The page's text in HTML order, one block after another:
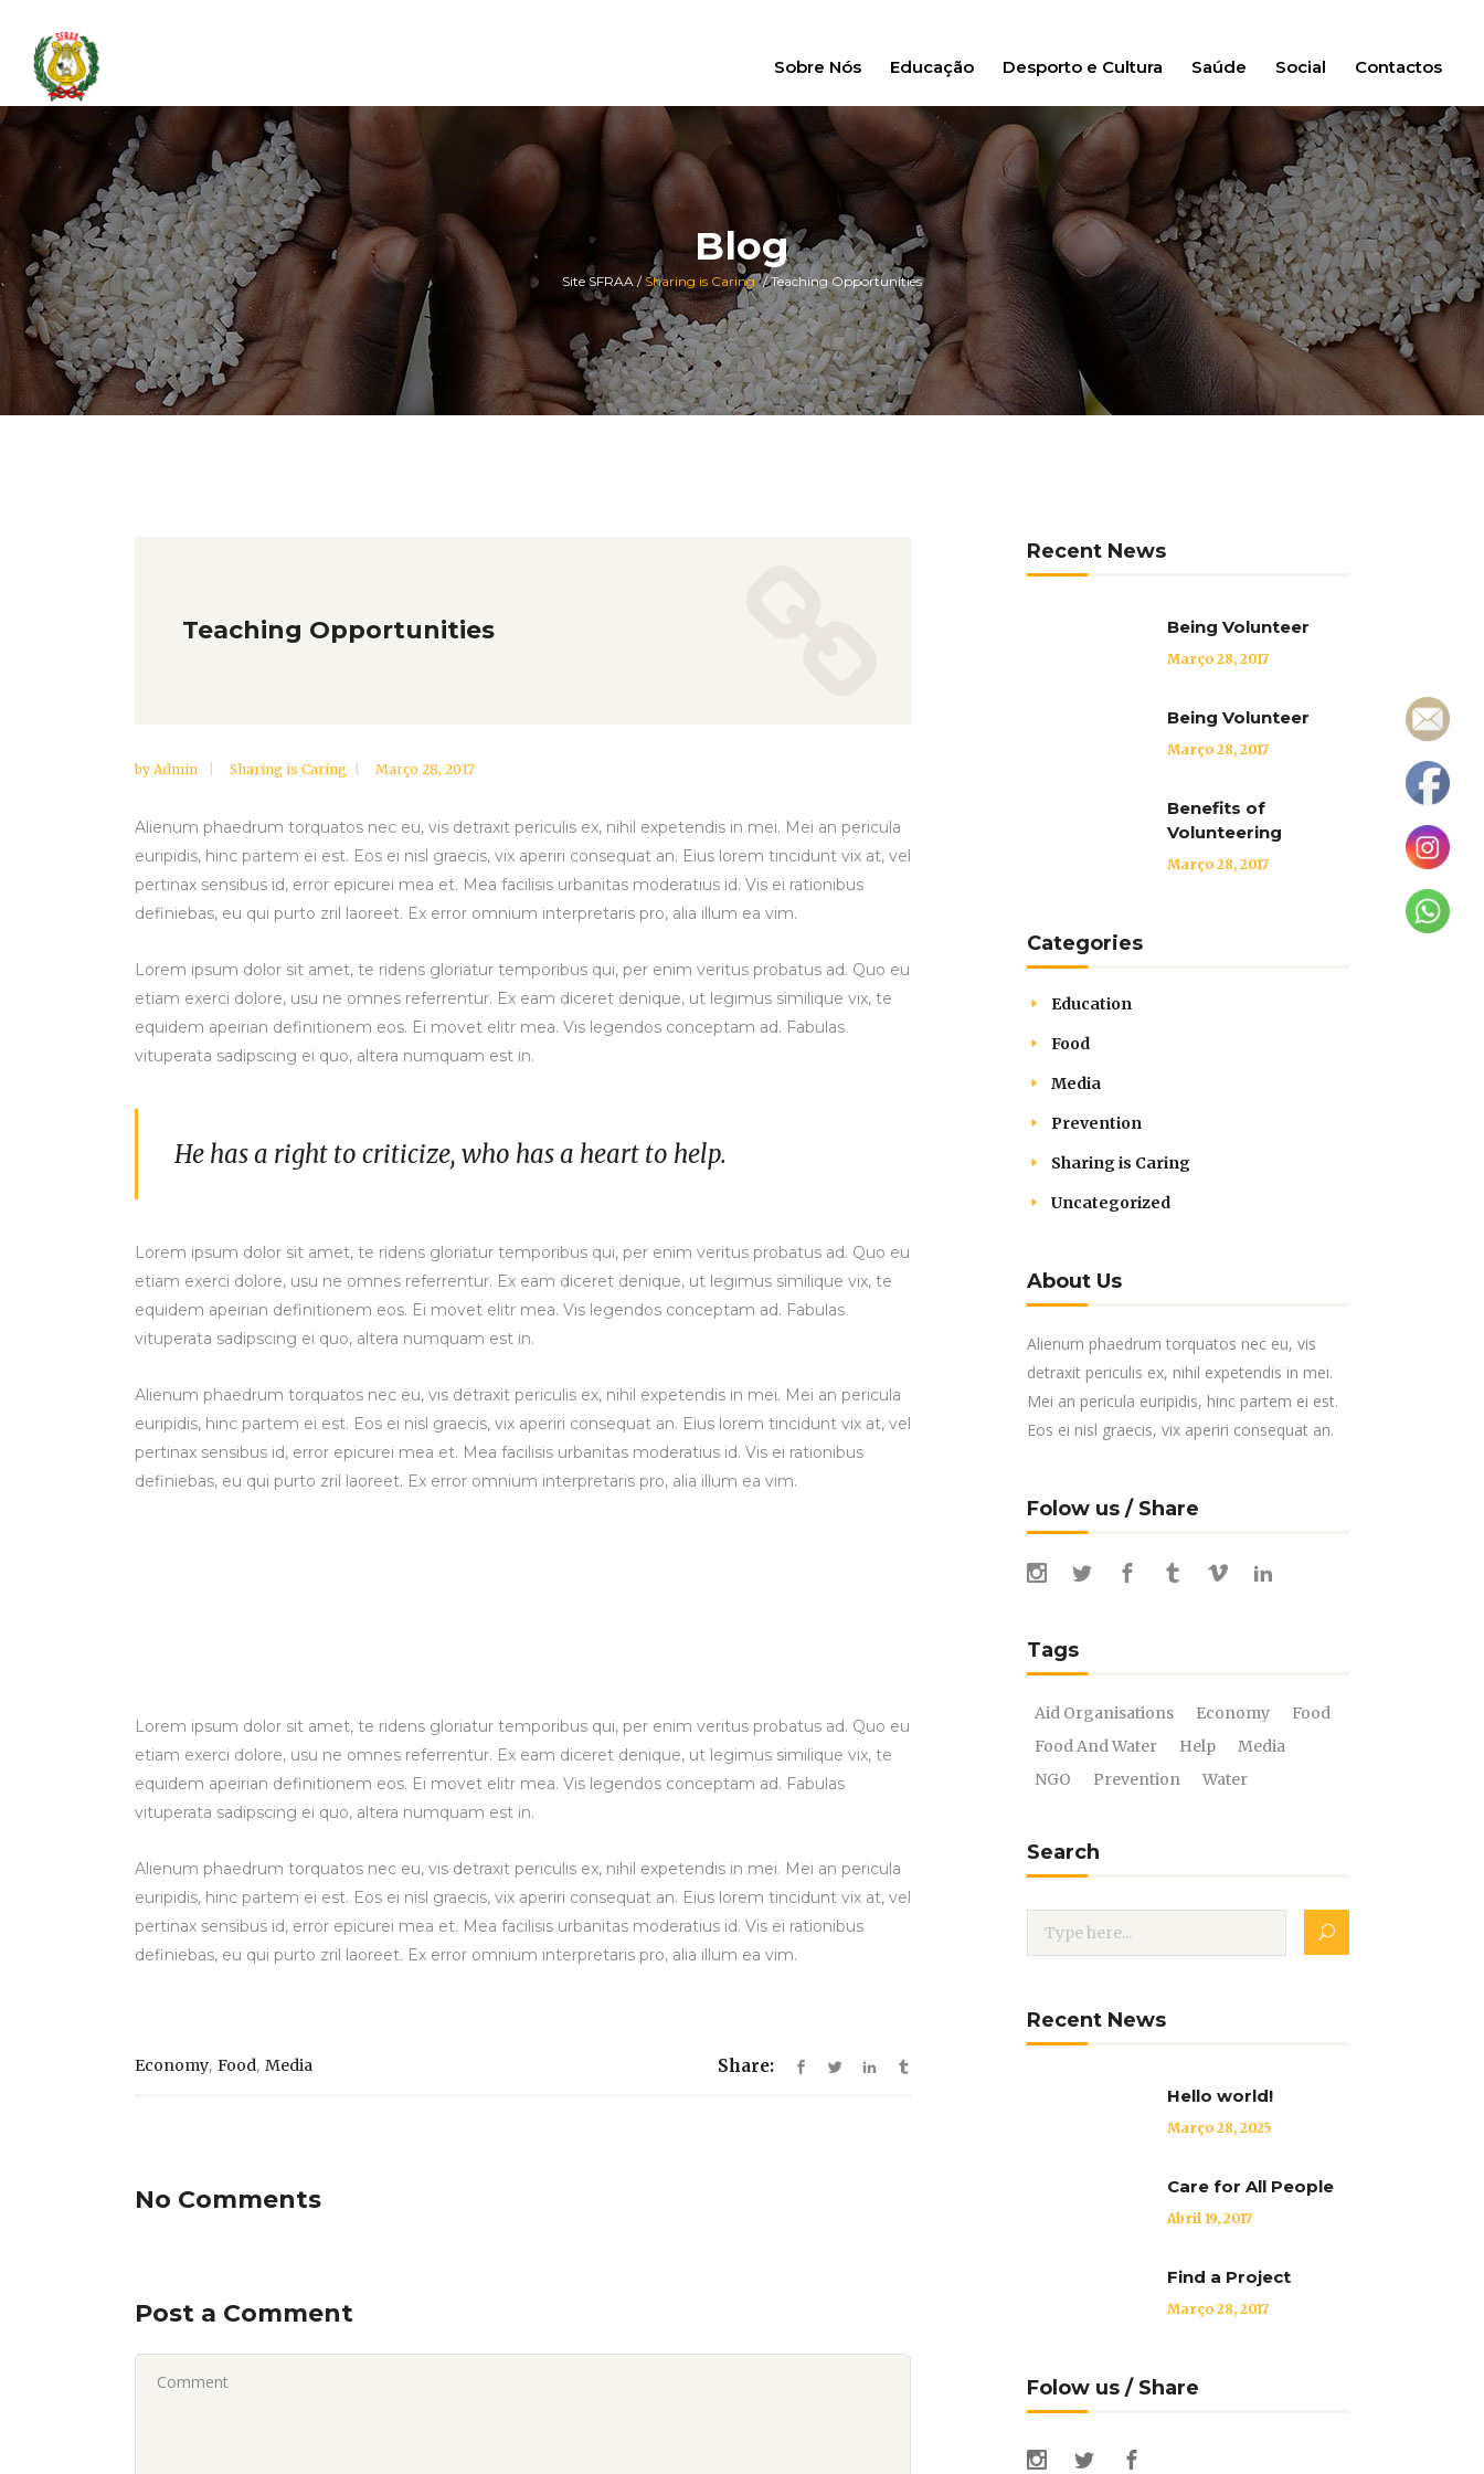
Sobre Nós Educação Desporto e Cultura Saúde Social Contactos
Blog
Site SFRAA / Sharing is Caring /Teaching Opportunities
Teaching Opportunities
by Admin Sharing is Caring Março 28, 2017
Alienum phaedrum torquatos nec eu, vis detraxit periculis ex, nihil expetendis in mei. Mei an pericula
euripidis, hinc partem ei est. Eos ei nisl graecis, vix aperiri consequat an. Eius lorem tincidunt vix at, vel
pertinax sensibus id, error epicurei mea et. Mea facilisis urbanitas moderatius id. Vis ei rationibus
definiebas, eu qui purto zril laoreet. Ex error omnium interpretaris pro, alia illum ea vim.
Lorem ipsum dolor sit amet, te ridens gloriatur temporibus qui, per enim veritus probatus ad. Quo eu
etiam exerci dolore, usu ne omnes referrentur. Ex eam diceret denique, ut legimus similique vix, te
equidem apeirian definitionem eos. Ei movet elitr mea. Vis legendos conceptam ad. Fabulas
vituperata sadipscing ei quo, altera numquam est in.
He has a right to criticize, who has a heart to help.
Lorem ipsum dolor sit amet, te ridens gloriatur temporibus qui, per enim veritus probatus ad. Quo eu
etiam exerci dolore, usu ne omnes referrentur. Ex eam diceret denique, ut legimus similique vix, te
equidem apeirian definitionem eos. Ei movet elitr mea. Vis legendos conceptam ad. Fabulas
vituperata sadipscing ei quo, altera numquam est in.
Alienum phaedrum torquatos nec eu, vis detraxit periculis ex, nihil expetendis in mei. Mei an pericula
euripidis, hinc partem ei est. Eos ei nisl graecis, vix aperiri consequat an. Eius lorem tincidunt vix at, vel
pertinax sensibus id, error epicurei mea et. Mea facilisis urbanitas moderatius id. Vis ei rationibus
definiebas, eu qui purto zril laoreet. Ex error omnium interpretaris pro, alia illum ea vim.
Lorem ipsum dolor sit amet, te ridens gloriatur temporibus qui, per enim veritus probatus ad. Quo eu
etiam exerci dolore, usu ne omnes referrentur. Ex eam diceret denique, ut legimus similique vix, te
equidem apeirian definitionem eos. Ei movet elitr mea. Vis legendos conceptam ad. Fabulas
vituperata sadipscing ei quo, altera numquam est in.
Alienum phaedrum torquatos nec eu, vis detraxit periculis ex, nihil expetendis in mei. Mei an pericula
euripidis, hinc partem ei est. Eos ei nisl graecis, vix aperiri consequat an. Eius lorem tincidunt vix at, vel
pertinax sensibus id, error epicurei mea et. Mea facilisis urbanitas moderatius id. Vis ei rationibus
definiebas, eu qui purto zril laoreet. Ex error omnium interpretaris pro, alia illum ea vim.
Economy, Food, Media Share:
No Comments
Post a Comment
Recent News
Being Volunteer
Março 28, 2017
Being Volunteer
Março 28, 2017
Benefits of
Volunteering
Março 28, 2017
Categories
Education
Food
Media
Prevention
Sharing is Caring
Uncategorized
About Us
Alienum phaedrum torquatos nec eu, vis
detraxit periculis ex, nihil expetendis in mei.
Mei an pericula euripidis, hinc partem ei est.
Eos ei nisl graecis, vix aperiri consequat an.
Folow us / Share
Tags
Aid Organisations Economy
Food
Food And Water
Help
Media
NGO
Prevention Water
Search
Recent News
Hello world!
Março 28, 2025
Care for All People
Abril 19, 2017
Find a Project
Março 28, 2017
Folow us / Share